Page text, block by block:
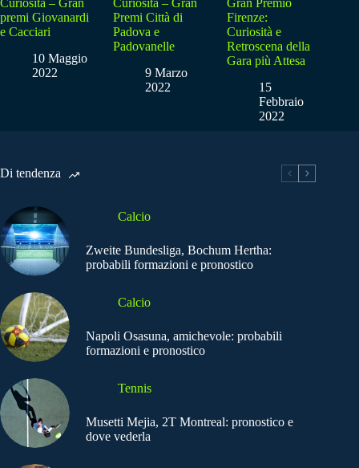
Curiosità – Gran
premi Giovanardi
e Cacciari
10 Maggio
2022
Curiosità – Gran
Premi Città di
Padova e
Padovanelle
9 Marzo
2022
Gran Premio
Firenze:
Curiosità e
Retroscena della
Gara più Attesa
15
Febbraio
2022
Di tendenza
Calcio
Zweite Bundesliga, Bochum Hertha:
probabili formazioni e pronostico
Calcio
Napoli Osasuna, amichevole: probabili
formazioni e pronostico
Tennis
Musetti Mejia, 2T Montreal: pronostico e
dove vederla